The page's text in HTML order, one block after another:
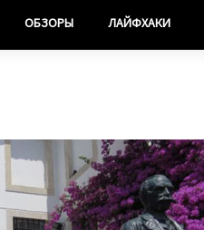
ОБЗОРЫ ЛАЙФХАКИ